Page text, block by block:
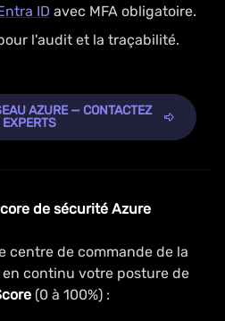
ID avec MFA obligatoire.
l'audit et la traçabilité.
AZURE — CONTACTEZ
EXPERTS
de sécurité Azure
centre de commande de la
continu votre posture de
(0 à 100%) :